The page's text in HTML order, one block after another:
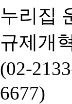
누리집
규제개
(02-
6677)